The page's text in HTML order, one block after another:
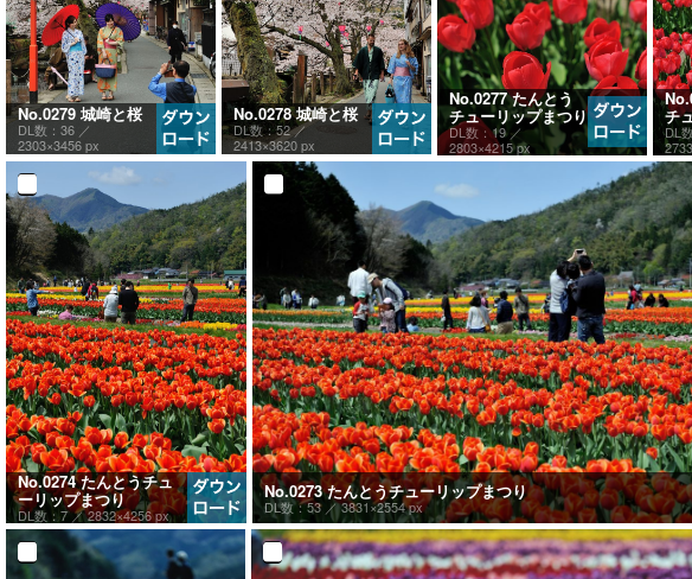
No.0279 城崎と桜
DL数：36 ／
2303×3456 px
No.0278 城崎と桜
DL数：52 ／
2413×3620 px
No.0277 たんとう
チューリップまつり
DL数：19 ／
2803×4215 px
チ
DL
No.0274 たんとうチュ
ーリップまつり
DL数：7 ／2832×4256 px
No.0273 たんとうチューリップまつり
DL数：53 ／3831×2554 px